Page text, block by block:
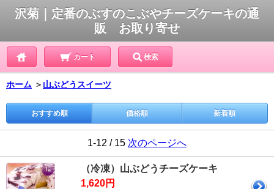
沢菊｜定番のぶすのこぶやチーズケーキの通
販 お取り寄せ
カート 検索
ホーム ＞ 山ぶどうスイーツ
おすすめ順 価格順 新着順
1-12 / 15 次のページへ
（冷凍）山ぶどうチーズケーキ
1,620円